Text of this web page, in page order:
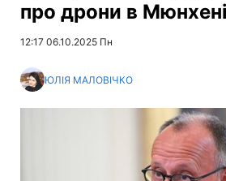
про дрони в Мюнхені
12:17 06.10.2025 Пн
ЮЛІЯ МАЛОВІЧКО